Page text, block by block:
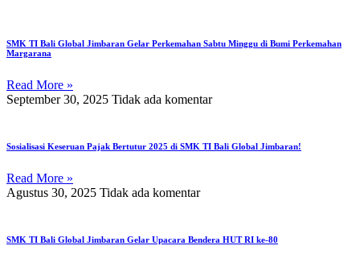
SMK TI Bali Global Jimbaran Gelar Perkemahan Sabtu Minggu di Bumi Perkemahan
Margarana
Read More »
September 30, 2025 Tidak ada komentar
Sosialisasi Keseruan Pajak Bertutur 2025 di SMK TI Bali Global Jimbaran!
Read More »
Agustus 30, 2025 Tidak ada komentar
SMK TI Bali Global Jimbaran Gelar Upacara Bendera HUT RI ke-80